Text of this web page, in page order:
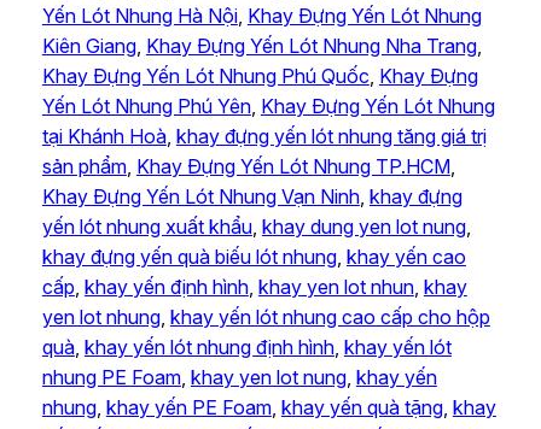
Yến Lót Nhung Hà Nội, Khay Đựng Yến Lót Nhung
Kiên Giang, Khay Đựng Yến Lót Nhung Nha Trang
Khay Đựng Yến Lót Nhung Phú Quốc, Khay Đựng
Yến Lót Nhung Phú Yên, Khay Đựng Yến Lót Nhung
tại Khánh Hoà, khay đựng yến lót nhung tăng giá trị
sản phẩm, Khay Đựng Yến Lót Nhung TP.HCM
Khay Đựng Yến Lót Nhung Vạn Ninh, khay đựng
yến lót nhung xuất khẩu, khay dung yen lot nung
khay đựng yến quà biếu lót nhung, khay yến cao
cấp, khay yến định hình, khay yen lot nhun, khay
yen lot nhung, khay yến lót nhung cao cấp cho hộp
quà, khay yến lót nhung định hình, khay yến lót
nhung PE Foam, khay yen lot nung, khay yến
nhung, khay yến PE Foam, khay yến quà tặng, khay